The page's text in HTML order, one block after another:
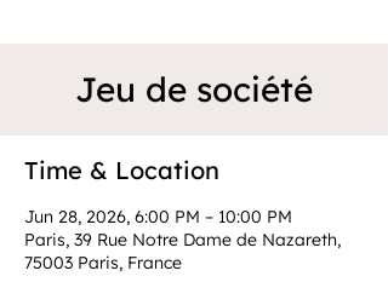
Jeu de société
Time & Location
Jun 28, 2026, 6:00 PM – 10:00 PM
Paris, 39 Rue Notre Dame de Nazareth,
75003 Paris, France